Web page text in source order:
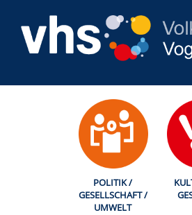
POLITIK /
GESELLSCHAFT /
UMWELT